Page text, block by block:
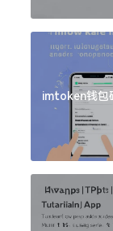
imtoken钱包